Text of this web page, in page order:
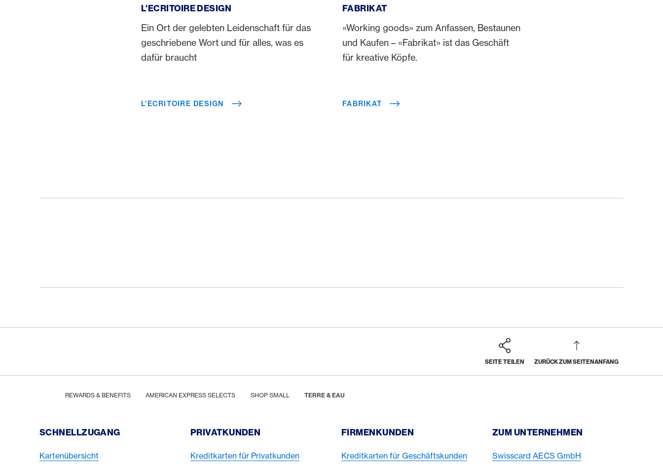
L'ECRITOIRE DESIGN
Ein Ort der gelebten Leidenschaft für das
geschriebene Wort und für alles, was es
dafür braucht
L'ECRITOIRE DESIGN
FABRIKAT
«Working goods» zum Anfassen, Bestaunen
und Kaufen – «Fabrikat» ist das Geschäft
für kreative Köpfe.
FABRIKAT
SEITE TEILEN ZURÜCK ZUM SEITENANFANG
Footer
REWARDS & BENEFITS AMERICAN EXPRESS SELECTS SHOP SMALL TERRE & EAU
Footer Navigation
SCHNELLZUGANG
Kartenübersicht
PRIVATKUNDEN
Kreditkarten für Privatkunden
FIRMENKUNDEN
Kreditkarten für Geschäftskunden
ZUM UNTERNEHMEN
Swisscard AECS GmbH